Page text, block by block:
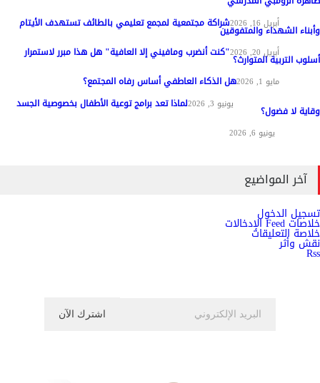
مواد عامة أبريل 16, 2026 شراكة مجتمعية لمجمع تعليمي بالطائف تستهدف الأيتاموأبناء الشهداء والمتفوقين
مواد عامة أبريل 20, 2026 "كنت أنضرب ومافيني إلا العافية" هل هذا مبرر لاستمرار أسلوب التربية المتوارث؟
مايو 1, 2026 هل الذكاء العاطفي أساس رفاه المجتمع؟
المناهج وطرق التدريس يونيو 3, 2026 لماذا تعد برامج توعية الأطفال بخصوصية الجسد وقاية لا فضول؟
يونيو 6, 2026
آخر المواضيع
تسجيل الدخول
خلاصات Feed الإدخالات
خلاصة التعليقات
نقش وأثر
Rss